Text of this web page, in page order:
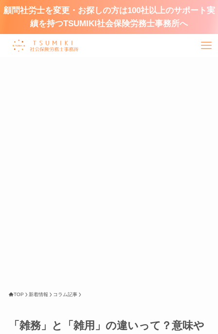
顧問社労士を変更・お探しの方は100社以上のサポート実
績を持つTSUMIKI社会保険労務士事務所へ
TOP 新着情報 コラム記事
「雑務」と「雑用」の違いって？意味や